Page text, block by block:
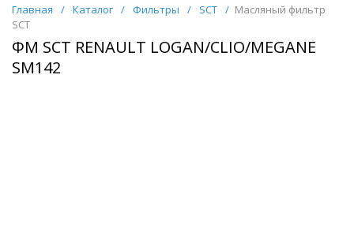
Главная / Каталог / Фильтры / SCT / Масляный фильтр
SCT
ФМ SCT RENAULT LOGAN/CLIO/MEGANE
SM142